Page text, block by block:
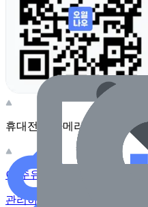
휴대전화 카메라로 찍어보세요
이 주유소의 사장님이신가요?
관리하기